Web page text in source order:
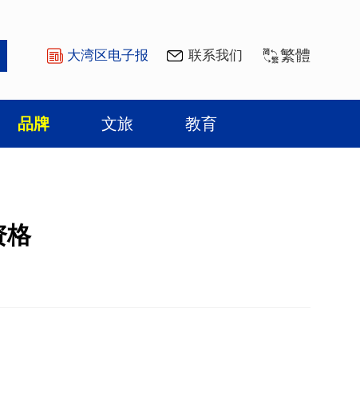
大湾区电子报 联系我们 繁體
品牌 文旅 教育
格